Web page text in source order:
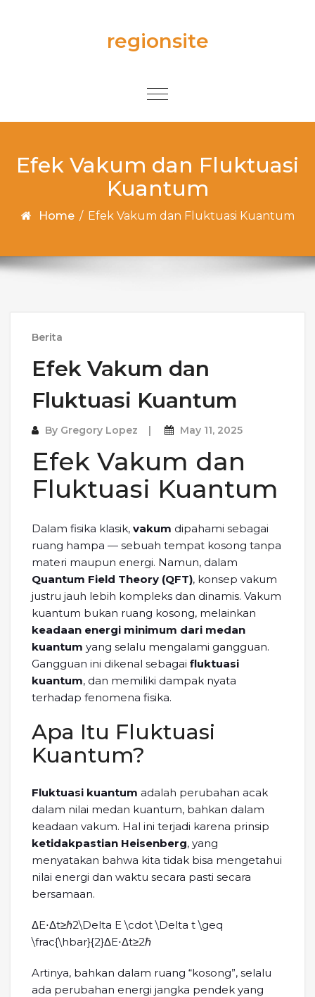
regionsite
Toggle
Efek Vakum dan Fluktuasi
Kuantum
Home / Efek Vakum dan Fluktuasi Kuantum
Berita
Efek Vakum dan
Fluktuasi Kuantum
By Gregory Lopez May 11, 2025
Efek Vakum dan
Fluktuasi Kuantum
Dalam fisika klasik, vakum dipahami sebagai
ruang hampa — sebuah tempat kosong tanpa
materi maupun energi. Namun, dalam
Quantum Field Theory (QFT), konsep vakum
justru jauh lebih kompleks dan dinamis. Vakum
kuantum bukan ruang kosong, melainkan
keadaan energi minimum dari medan
kuantum yang selalu mengalami gangguan.
Gangguan ini dikenal sebagai fluktuasi
kuantum, dan memiliki dampak nyata
terhadap fenomena fisika.
Apa Itu Fluktuasi
Kuantum?
Fluktuasi kuantum adalah perubahan acak
dalam nilai medan kuantum, bahkan dalam
keadaan vakum. Hal ini terjadi karena prinsip
ketidakpastian Heisenberg, yang
menyatakan bahwa kita tidak bisa mengetahui
nilai energi dan waktu secara pasti secara
bersamaan.
ΔE⋅Δt≥ℏ2\Delta E \cdot \Delta t \geq
\frac{\hbar}{2}ΔE⋅Δt≥2ℏ​
Artinya, bahkan dalam ruang “kosong”, selalu
ada perubahan energi jangka pendek yang